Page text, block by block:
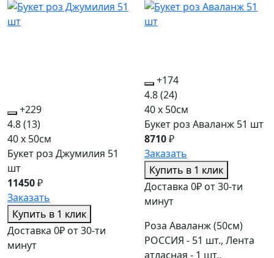
+229
4.8(13)
40 x 50см
Букет роз Джумилия 51
шт
11450₽
Заказать
Купить в 1 клик
Доставка 0₽ от 30-ти
минут
+174
4.8(24)
40 x 50см
Букет роз Аваланж 51 шт
8710₽
Заказать
Купить в 1 клик
Доставка 0₽ от 30-ти
минут
Роза Аваланж (50см)
РОССИЯ - 51 шт., Лента
атласная - 1 шт.,